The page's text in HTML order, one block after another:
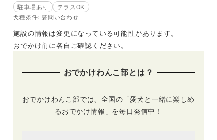
駐車場あり
テラスOK
犬種条件: 要問い合わせ
施設の情報は変更になっている可能性があります。
おでかけ前に各自ご確認ください。
おでかけわんこ部とは？
おでかけわんこ部では、全国の「愛犬と一緒に楽しめ
るおでかけ情報」を毎日発信中！